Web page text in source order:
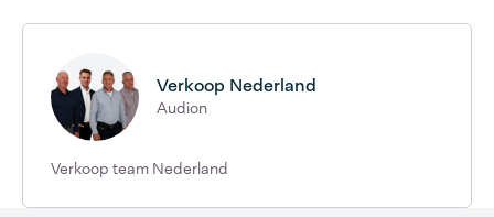
Verkoop Nederland
Audion
Verkoop team Nederland